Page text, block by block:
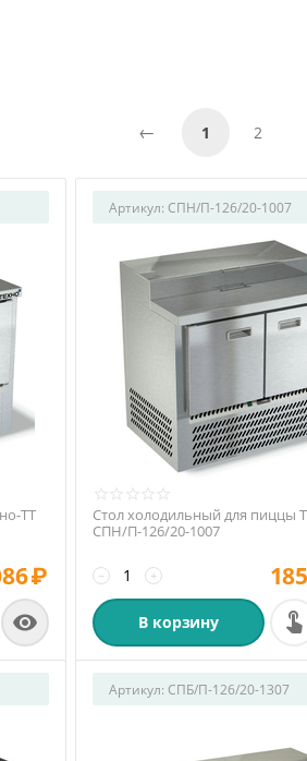
1 2
ТТ
₽

Артикул: СПН/П-126/20-1007
Стол холодильный для пиццы
СПН/П-126/20-1007
+
−
В корзину
Артикул: СПБ/П-126/20-1307